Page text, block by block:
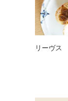
リーヴス